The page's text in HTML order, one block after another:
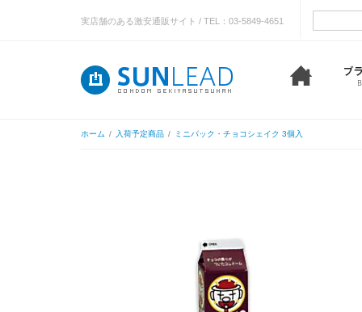
実店舗のある激安通販サイト / TEL：03-5849-4651
ホーム / 入荷予定商品 / ミニパック・チョコシェイク 3個入